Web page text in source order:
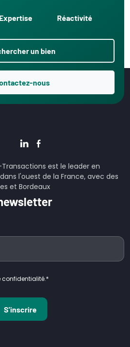
Expertise Réactivité
un bien
nous
est le leader en
l'ouest de la France, avec des
et Bordeaux
confidentialité.*